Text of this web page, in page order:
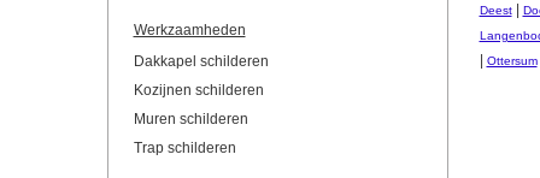
Werkzaamheden
Dakkapel schilderen
Kozijnen schilderen
Muren schilderen
Trap schilderen
Deest|
Ottersum